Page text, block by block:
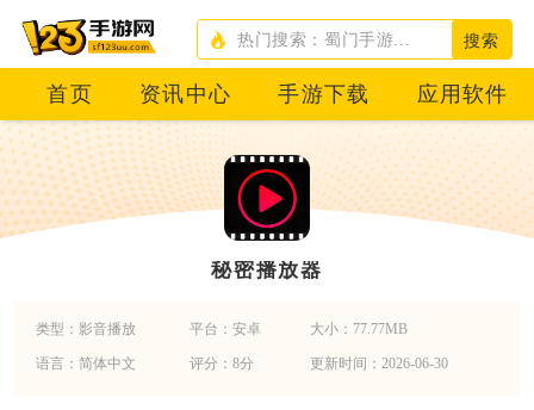
搜索
首页 资讯中心 手游下载 应用软件
秘密播放器
类型：影音播放 平台：安卓 大小：77.77MB
语言：简体中文 评分：8分 更新时间：2026-06-30